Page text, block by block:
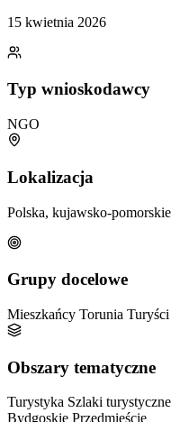
15 kwietnia 2026
Typ wnioskodawcy
NGO
Lokalizacja
Polska, kujawsko-
Grupy docelowe
Mieszkańcy Torunia Turyści
Obszary tematyczne
Turystyka Szlaki turystyczne
Bydgoskie Przedmieście